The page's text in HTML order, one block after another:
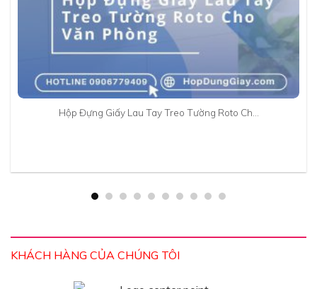
Hộp Đựng Giấy Lau Tay Treo Tường Roto Ch…
KHÁCH HÀNG CỦA CHÚNG TÔI